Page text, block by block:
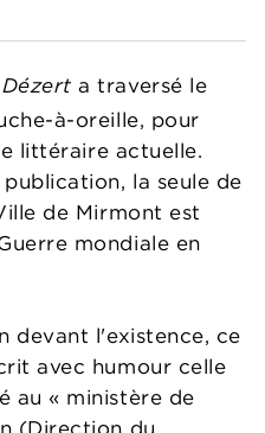
Dézerta traversé le
à-oreille, pour
littéraire actuelle.
la seule de
de Mirmont est
mondiale en
devant l'existence, ce
avec humour celle
au « ministère de